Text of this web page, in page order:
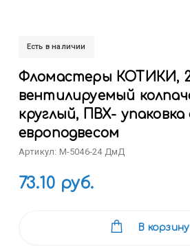
Есть в наличии
Фломастеры КОТИКИ,
вентилируемый
круглый, ПВХ- упаковка
европодвесом
Артикул: M-5046-24 ДмД
73.10 руб.
В корзину